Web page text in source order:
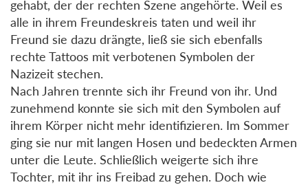
gehabt, der der rechten Szene angehörte. Weil es
alle in ihrem Freundeskreis taten und weil ihr
Freund sie dazu drängte, ließ sie sich ebenfalls
rechte Tattoos mit verbotenen Symbolen der
Nazizeit stechen.
Nach Jahren trennte sich ihr Freund von ihr. Und
zunehmend konnte sie sich mit den Symbolen auf
ihrem Körper nicht mehr identifizieren. Im Sommer
ging sie nur mit langen Hosen und bedeckten Armen
unter die Leute. Schließlich weigerte sich ihre
Tochter, mit ihr ins Freibad zu gehen. Doch wie